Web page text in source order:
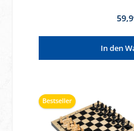
In den
Bestseller